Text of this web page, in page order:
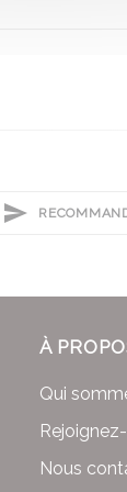
À
Qui
Nous